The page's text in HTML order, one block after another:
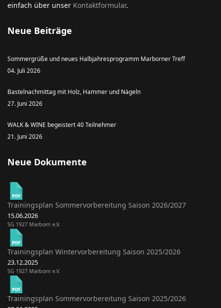
einfach über unser Kontaktformular.
Neue Beiträge
Sommergrüße und neues Halbjahresprogramm Marborner Treff
04. Juli 2026
Bastelnachmittag mit Holz, Hammer und Nägeln
27. Juni 2026
WALK & WINE begeistert 40 Teilnehmer
21. Juni 2026
Neue Dokumente
Trainingsplan Sommervorbereitung Saison 2026/2027
15.06.2026
SG 1927 Marborn e.V.
Trainingsplan Wintervorbereitung Saison 2025/2026
23.12.2025
SG 1927 Marborn e.V.
Trainingsplan Sommervorbereitung Saison 2025/2026